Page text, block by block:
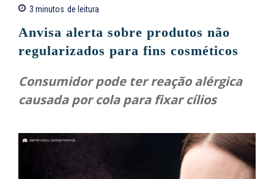
3 minutos de leitura
Anvisa alerta sobre produtos não
regularizados para fins cosméticos
Consumidor pode ter reação alérgica
causada por cola para fixar cílios